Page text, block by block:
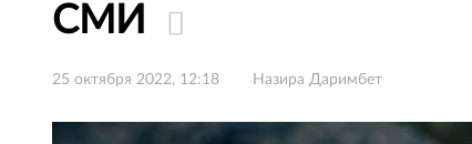
СМИ
25 октября 2022, 12:18 Назира Даримбет